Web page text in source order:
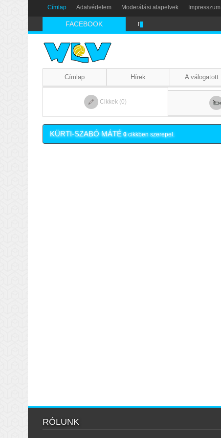
Címlap Adatvédelem Moderálási alapelvek Impresszum
FACEBOOK Nikics-gól lábbal
Címlap Hírek A válogatott
Cikkek (0)
KÜRTI-SZABÓ MÁTÉ 0cikkben szerepel.
RÓLUNK